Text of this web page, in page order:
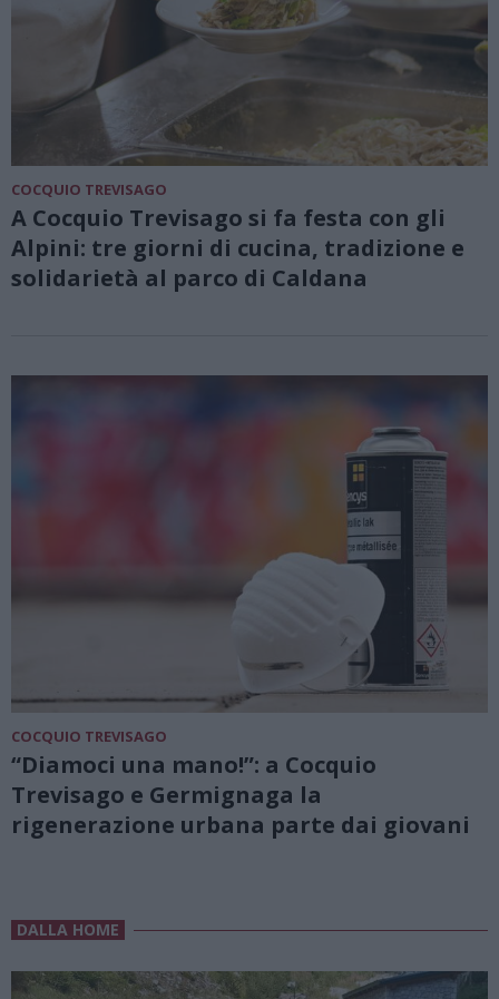
COCQUIO TREVISAGO
A Cocquio Trevisago si fa festa con gli
Alpini: tre giorni di cucina, tradizione e
solidarietà al parco di Caldana
COCQUIO TREVISAGO
“Diamoci una mano!”: a Cocquio
Trevisago e Germignaga la
rigenerazione urbana parte dai giovani
DALLA HOME